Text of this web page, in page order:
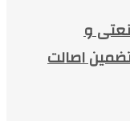
و
اصالت